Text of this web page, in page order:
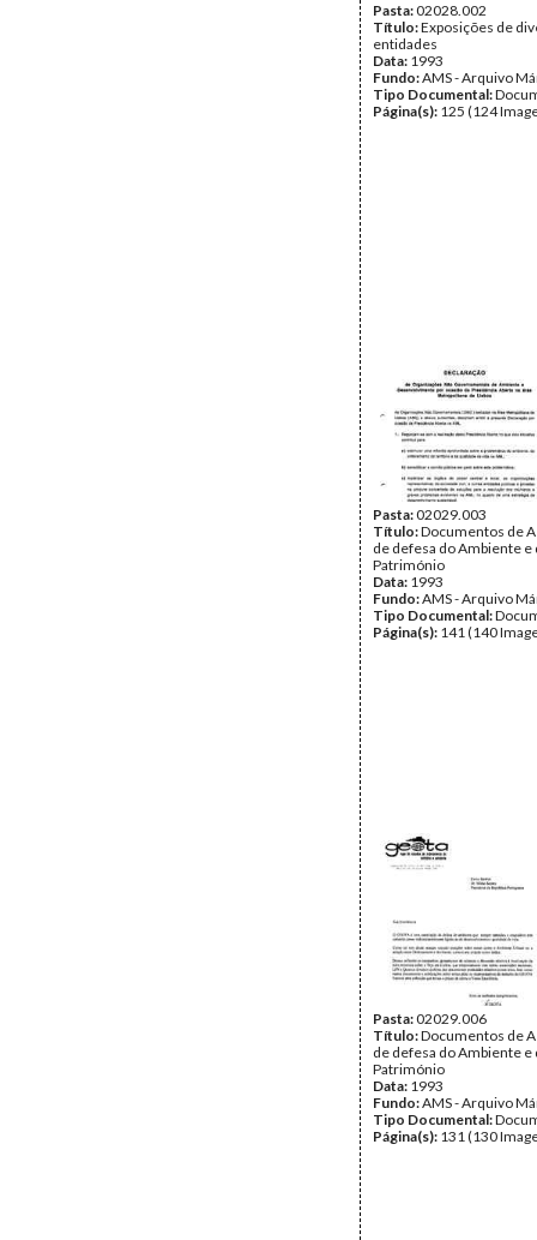
Pasta:02028.002
Título:Exposições de
entidades
Data: 1993
Fundo:AMS - Arquivo
Tipo Documental:
Página(s): 125 (124
Pasta:02029.003
Título:Documentos de
de defesa do Ambiente e
Património
Data: 1993
Fundo:AMS - Arquivo
Tipo Documental:
Página(s): 141 (140
Pasta:02029.006
Título:Documentos de
de defesa do Ambiente e
Património
Data: 1993
Fundo:AMS - Arquivo
Tipo Documental:
Página(s): 131 (130